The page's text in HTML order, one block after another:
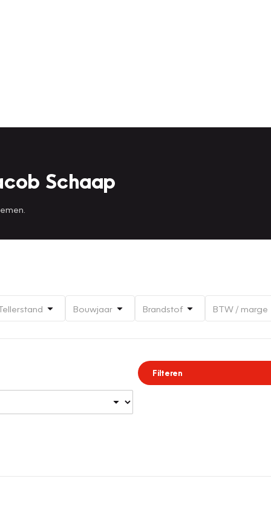
Schaap
Bouwjaar Brandstof BTW / marge
Filteren